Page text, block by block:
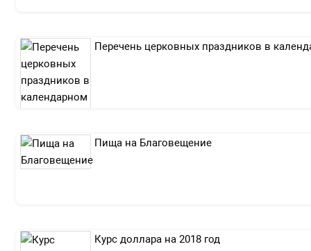
Перечень церковных праздников в
Пища на Благовещение
Курс доллара на 2018 год